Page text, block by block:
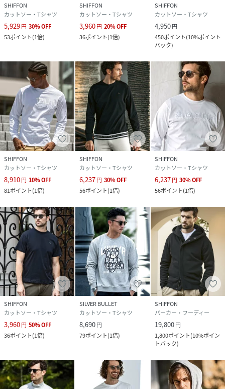
SHIFFON
カットソー・Tシャツ
5,929円 30%OFF
53ポイント(1倍)
SHIFFON
カットソー・Tシャツ
3,960円 20%OFF
36ポイント(1倍)
SHIFFON
カットソー・Tシャツ
4,950円
450ポイント(10%ポイント
バック)
SHIFFON
カットソー・Tシャツ
8,910円 10%OFF
81ポイント(1倍)
SHIFFON
カットソー・Tシャツ
6,237円 30%OFF
56ポイント(1倍)
SHIFFON
カットソー・Tシャツ
6,237円 30%OFF
56ポイント(1倍)
SHIFFON
カットソー・Tシャツ
3,960円 50%OFF
36ポイント(1倍)
SILVER BULLET
カットソー・Tシャツ
8,690円
79ポイント(1倍)
SHIFFON
パーカー・フーディー
19,800円
1,800ポイント(10%ポイン
トバック)